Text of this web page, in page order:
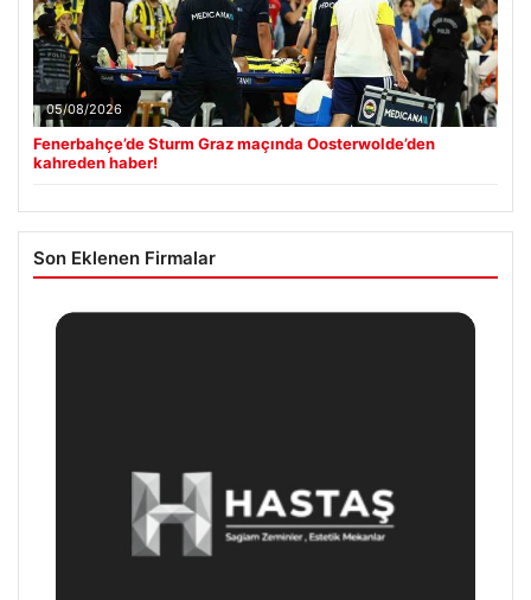
05/08/2026
Fenerbahçe’de Sturm Graz maçında Oosterwolde’den
kahreden haber!
Son Eklenen Firmalar